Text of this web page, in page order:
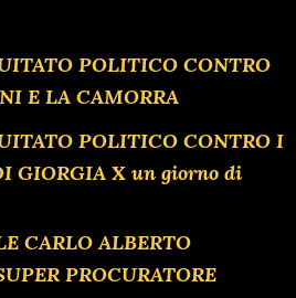
POLITICO CONTRO
E LA CAMORRA
POLITICO CONTRO I
GIORGIA X un giorno di
CARLO ALBERTO
PROCURATORE